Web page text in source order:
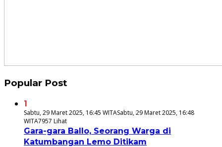
Popular Post
1
Sabtu, 29 Maret 2025, 16:45 WITASabtu, 29 Maret 2025, 16:48
WITA7957 Lihat
Gara-gara Ballo, Seorang Warga di
Katumbangan Lemo Ditikam